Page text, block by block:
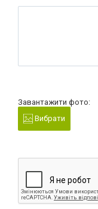
Завантажити фото:
Вибрати